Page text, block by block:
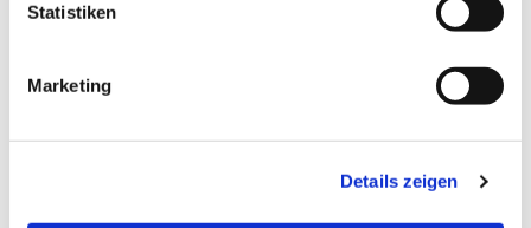
Statistiken
Marketing
Details zeigen